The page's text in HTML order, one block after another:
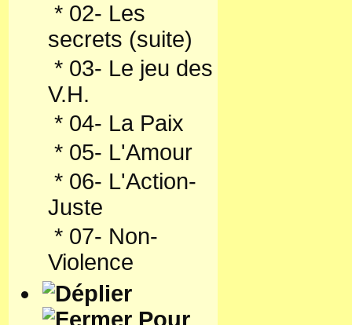
* 02- Les
secrets (suite)
* 03- Le jeu des
V.H.
* 04- La Paix
* 05- L'Amour
* 06- L'Action-
Juste
* 07- Non-
Violence
Pour